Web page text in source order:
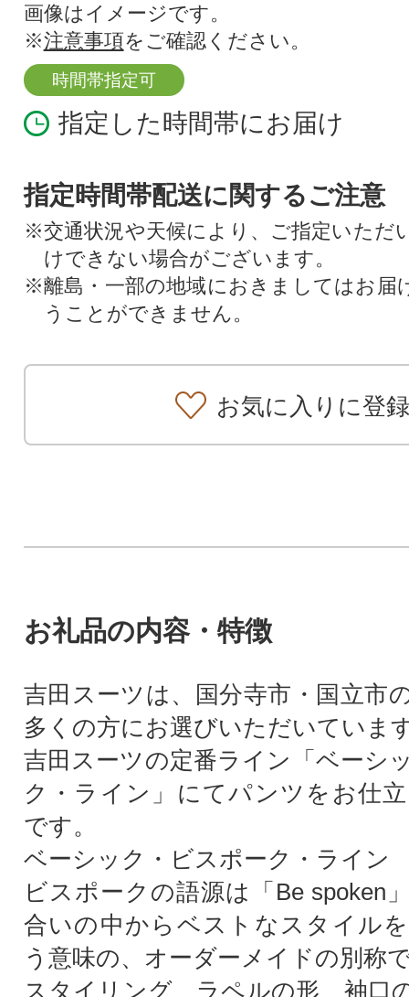
画像はイメージです。
※注意事項をご確認ください。
時間帯指定可
指定した時間帯にお届け
指定時間帯配送に関するご注意
※交通状況や天候により、ご指定いただ
けできない場合がございます。
※離島・一部の地域におきましてはお届
うことができません。
お気に入りに登録
お礼品の内容・特徴
吉田スーツは、国分寺市・国立市
多くの方にお選びいただいていま
吉田スーツの定番ライン「ベーシ
ク・ライン」にてパンツをお仕
です。
ベーシック・ビスポーク・ライン
ビスポークの語源は「Be spoken
合いの中からベストなスタイル
う意味の、オーダーメイドの別称
スタイリング、ラペルの形、袖口